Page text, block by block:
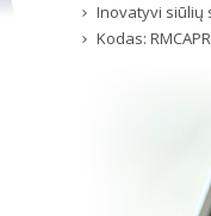
Inovatyvi siūlių
Kodas: